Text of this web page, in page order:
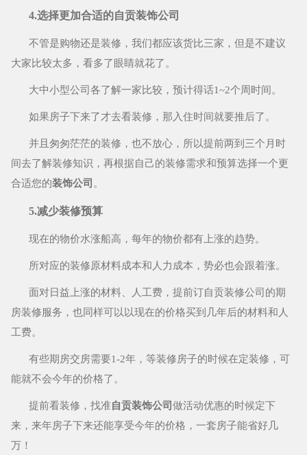
4.选择更加合适的自贡装饰公司
不管是购物还是装修，我们都应该货比三家，但是不建议
大家比较太多，看多了眼睛就花了。
大中小型公司各了解一家比较，预计得话1~2个周时间。
如果房子下来了才去看装修，那入住时间就要推后了。
并且匆匆茫茫的装修，也不放心，所以提前两到三个月时
间去了解装修知识，再根据自己的装修需求和预算选择一个更
合适您的装饰公司 。
5.减少装修预算
现在的物价水涨船高，每年的物价都有上涨的趋势。
所对应的装修原材料成本和人力成本，势必也会跟着涨。
面对日益上涨的材料、人工费，提前订自贡装修公司的期
房装修服务，也同样可以以现在的价格买到几年后的材料和人
工费。
有些期房交房需要1-2年，等装修房子的时候在定装修，可
能就不会今年的价格了。
提前看装修，找准自贡装饰公司做活动优惠的时候定下
来，来年房子下来还能享受今年的价格，一套房子能省好几
万！